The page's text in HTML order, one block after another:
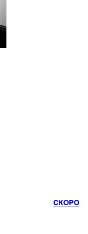
СКОРО